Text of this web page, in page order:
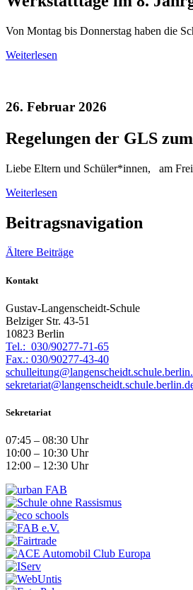
Von Montag bis Donnerstag haben die
Weiterlesen
26. Februar 2026
Regelungen der GLS
Liebe Eltern und Schüler*innen, am
Weiterlesen
Beitragsnavigation
Ältere Beiträge
Kontakt
Gustav-Langenscheidt-Schule
Belziger Str. 43-51
10823 Berlin
Tel.: 030/90277-71-65
Fax.: 030/90277-43-40
Sekretariat
07:45 – 08:30 Uhr
10:00 – 10:30 Uhr
12:00 – 12:30 Uhr